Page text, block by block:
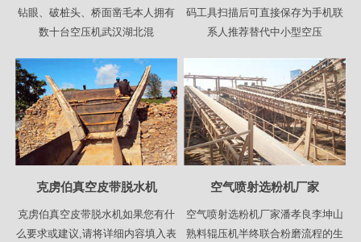
钻眼、破桩头、桥面凿毛本人拥有
数十台空压机武汉湖北混
码工具扫描后可直接保存为手机联
系人推荐替代中小型空压
克虏伯真空皮带脱水机
克虏伯真空皮带脱水机如果您有什
么要求或建议,请将详细内容填入表
空气喷射选粉机厂家
空气喷射选粉机厂家潘孝良李坤山
熟料辊压机半终联合粉磨流程的生